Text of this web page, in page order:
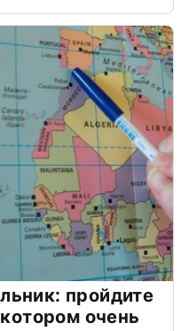
пройдите
очень